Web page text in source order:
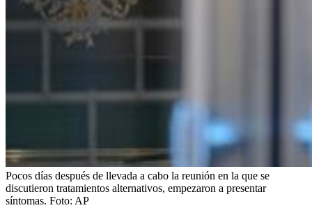
Pocos días después de llevada a cabo la reunión en la que se
discutieron tratamientos alternativos, empezaron a presentar
síntomas. Foto: AP